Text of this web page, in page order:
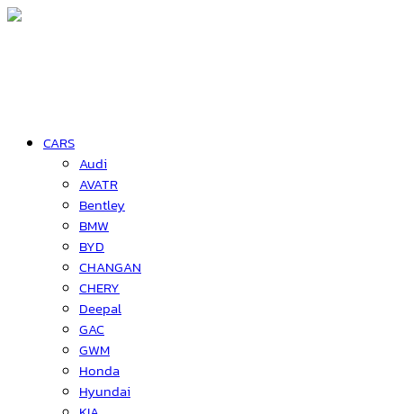
CARS
Audi
AVATR
Bentley
BMW
BYD
CHANGAN
CHERY
Deepal
GAC
GWM
Honda
Hyundai